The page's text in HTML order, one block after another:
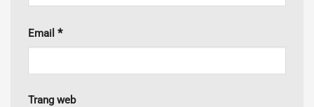
Email *
Trang web